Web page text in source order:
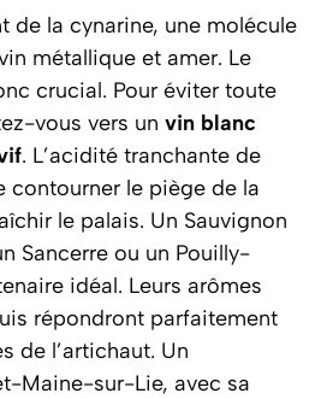
de la cynarine, une molécule
métallique et amer. Le
crucial. Pour éviter toute
vous vers un vin blanc
. L’acidité tranchante de
contourner le piège de la
le palais. Un Sauvignon
Sancerre ou un Pouilly-
idéal. Leurs arômes
répondront parfaitement
de l’artichaut. Un
Maine-sur-Lie, avec sa